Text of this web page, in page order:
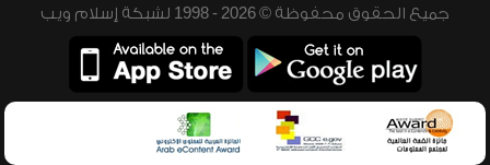
جميع الحقوق محفوظة © 2026 - 1998 لشبكة إسلام ويب